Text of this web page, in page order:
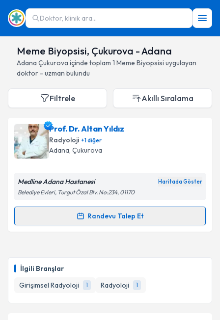
Doktor, klinik ara...
Meme Biyopsisi, Çukurova - Adana
Adana Çukurova içinde toplam 1 Meme Biyopsisi uygulayan
doktor - uzman bulundu
İlgili Branşlar
Girişimsel Radyoloji
1 Radyoloji 1
Filtrele Akıllı Sıralama
Prof. Dr. Altan Yıldız
Radyoloji +1diğer
Adana, Çukurova
Medline Adana Hastanesi Haritada Göster
Belediye Evleri, Turgut Özal Blv. No:234, 01170
Randevu Talep Et
Randevu Takvimi Talebi
takvim hazırlandığında e-posta ile bilgilendireceğiz.
E-posta Adresiniz